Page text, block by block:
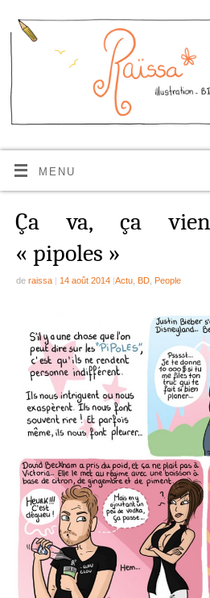
MENU
Ça va, ça
« pipoles »
de raissa | 14 août 2014 |Actu, BD, People